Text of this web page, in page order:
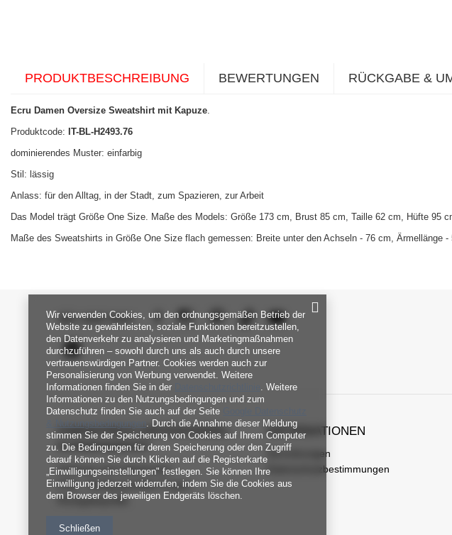
PRODUKTBESCHREIBUNG BEWERTUNGEN RÜCKGABE &
Ecru Damen Oversize Sweatshirt mit Kapuze.
Produktcode: IT-BL-H2493.76
dominierendes Muster: einfarbig
Stil: lässig
Anlass: für den Alltag, in der Stadt, zum Spazieren, zur Arbeit
Das Model trägt Größe One Size. Maße des Models: Größe 173 cm, Brust 85 cm, Taille 62 cm, Hüfte 95
Maße des Sweatshirts in Größe One Size flach gemessen: Breite unter den Achseln - 76 cm, Ärmellänge
SEI UNS NAH
FABRIKPREIS-GROSSHANDEL-K
UNDENDIENST
Zahlung und Lieferkosten
FAQ - Häufig gestellte Fragen
Rückgabepolitik
INFORMATIONEN
Verordnungen
Datenschutzbestimmungen
Wir verwenden Cookies, um den ordnungsgemäßen Betrieb der
Website zu gewährleisten, soziale Funktionen bereitzustellen,
den Datenverkehr zu analysieren und Marketingmaßnahmen
durchzuführen – sowohl durch uns als auch durch unsere
vertrauenswürdigen Partner. Cookies werden auch zur
Personalisierung von Werbung verwendet. Weitere
Informationen finden Sie in der
. Weitere
Informationen zu den Nutzungsbedingungen und zum
Datenschutz finden Sie auch auf der Seite
& Nutzungsbedingungen . Durch die Annahme dieser Meldung
stimmen Sie der Speicherung von Cookies auf Ihrem Computer
zu. Die Bedingungen für deren Speicherung oder den Zugriff
darauf können Sie durch Klicken auf die Registerkarte
„Einwilligungseinstellungen" festlegen. Sie können Ihre
Einwilligung jederzeit widerrufen, indem Sie die Cookies aus
dem Browser des jeweiligen Endgeräts löschen.
Schließen